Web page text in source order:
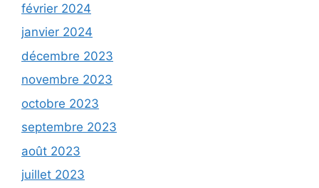
février 2024
janvier 2024
décembre 2023
novembre 2023
octobre 2023
septembre 2023
août 2023
juillet 2023